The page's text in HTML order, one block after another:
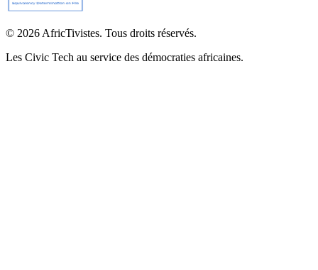
© 2026 AfricTivistes. Tous droits réservés.
Les Civic Tech au service des démocraties africaines.